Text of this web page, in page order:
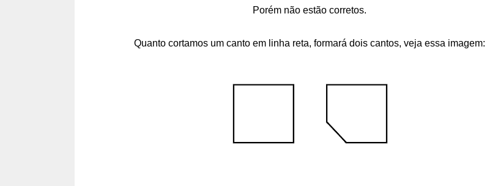
Porém não estão corretos.
Quanto cortamos um canto em linha reta, formará dois cantos, veja essa imagem: